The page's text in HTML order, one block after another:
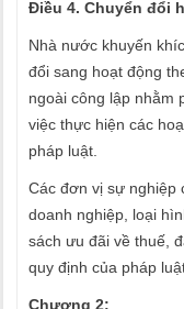
Điều 4. Chuyển đổi
Nhà nước khuyến
đổi sang hoạt động
ngoài công lập nhằm
việc thực hiện các
pháp luật.
Các đơn vị sự nghiệp
doanh nghiệp, loại
sách ưu đãi về thuế,
quy định của pháp
Chương 2: